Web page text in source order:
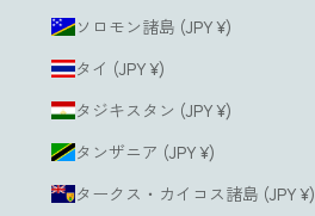
ソロモン諸島 (JPY ¥)
タイ (JPY ¥)
タジキスタン (JPY ¥)
タンザニア (JPY ¥)
タークス・カイコス諸島 (JPY ¥)